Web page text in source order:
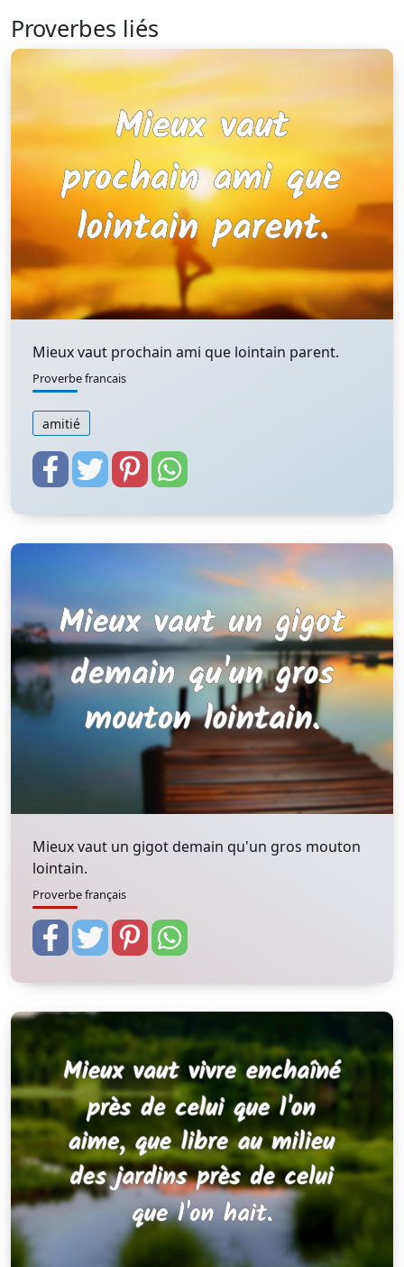
Proverbes liés
Mieux vaut prochain ami que lointain parent.
Proverbe francais
amitié
Mieux vaut un gigot demain qu'un gros mouton
lointain.
Proverbe français